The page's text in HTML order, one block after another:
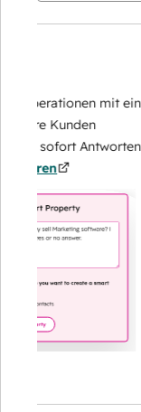
mit einem
Kunden
sofort Antworten